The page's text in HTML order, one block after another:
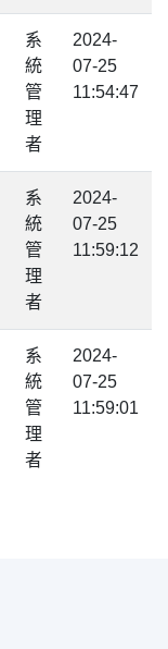
系
統
管
理
者
2024-
07-25
11:54:47
系
統
管
理
者
2024-
07-25
11:59:12
系
統
管
理
者
2024-
07-25
11:59:01